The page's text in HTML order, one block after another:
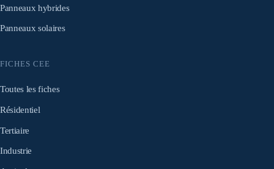
Panneaux hybrides
Panneaux solaires
FICHES CEE
Toutes les fiches
Résidentiel
Tertiaire
Industrie